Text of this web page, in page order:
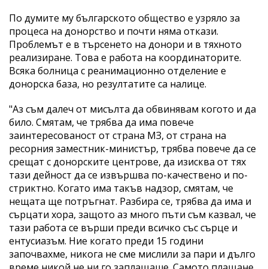
По думите му българското общество е узряло за
процеса на донорство и почти няма откази.
Проблемът е в търсенето на донори и в тяхното
реализиране. Това е работа на координаторите.
Всяка болница с реанимационно отделение е
донорска база, но резултатите са налице.
"Аз съм далеч от мисълта да обвинявам когото и да
било. Смятам, че трябва да има повече
заинтересованост от страна МЗ, от страна на
ресорния заместник-министър, трябва повече да се
срещат с донорските центрове, да изисква от тях
тази дейност да се извършва по-качествено и по-
стриктно. Когато има такъв надзор, смятам, че
нещата ще потръгнат. Разбира се, трябва да има и
сърцати хора, защото аз много пъти съм казвал, че
тази работа се върши преди всичко със сърце и
ентусиазъм. Ние когато преди 15 години
започвахме, никога не сме мислили за пари и дълго